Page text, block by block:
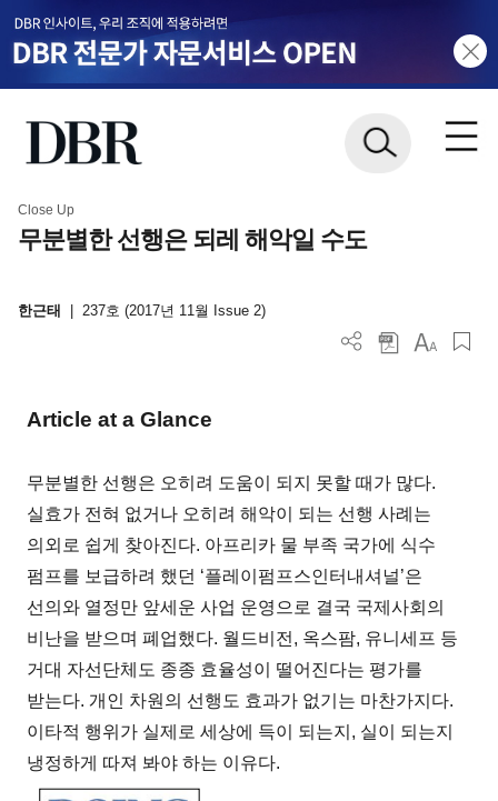
Close Up
무분별한 선행은 되레 해악일 수도
한근태 237호 (2017년 11월 Issue 2)
Article at a Glance
무분별한 선행은 오히려 도움이 되지 못할 때가 많다.
실효가 전혀 없거나 오히려 해악이 되는 선행 사례는
의외로 쉽게 찾아진다. 아프리카 물 부족 국가에 식수
펌프를 보급하려 했던 ‘플레이펌프스인터내셔널’은
선의와 열정만 앞세운 사업 운영으로 결국 국제사회의
비난을 받으며 폐업했다. 월드비전, 옥스팜, 유니세프 등
거대 자선단체도 종종 효율성이 떨어진다는 평가를
받는다. 개인 차원의 선행도 효과가 없기는 마찬가지다.
이타적 행위가 실제로 세상에 득이 되는지, 실이 되는지
냉정하게 따져 봐야 하는 이유다.